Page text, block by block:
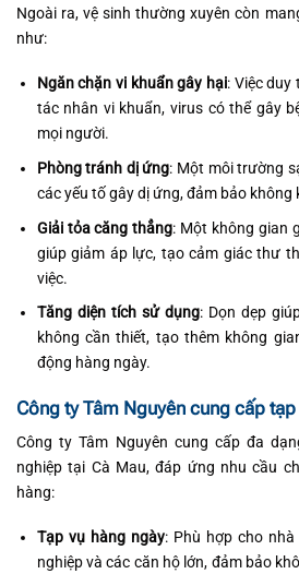
Ngoài ra, vệ sinh thường xuyên còn
như:
Ngăn chặn vi khuẩn gây hại: Việc duy
tác nhân vi khuẩn, virus có thể gây
mọi người.
Phòng tránh dị ứng: Một môi trường
các yếu tố gây dị ứng, đảm bảo không
Giải tỏa căng thẳng: Một không gian
giúp giảm áp lực, tạo cảm giác thư
việc.
Tăng diện tích sử dụng: Dọn dẹp
không cần thiết, tạo thêm không
động hàng ngày.
Công ty Tâm Nguyên cung cấp
Công ty Tâm Nguyên cung cấp đa
nghiệp tại Cà Mau, đáp ứng nhu cầu
hàng:
Tạp vụ hàng ngày: Phù hợp cho nhà
nghiệp và các căn hộ lớn, đảm bảo